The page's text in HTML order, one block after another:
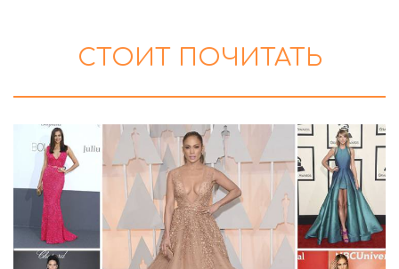
СТОИТ ПОЧИТАТЬ